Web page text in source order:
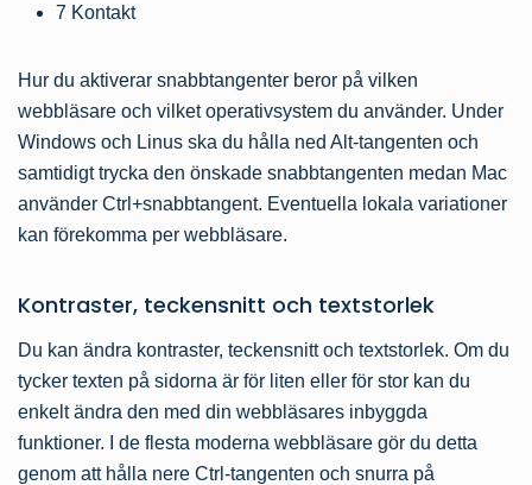
7 Kontakt
Hur du aktiverar snabbtangenter beror på vilken
webbläsare och vilket operativsystem du använder. Under
Windows och Linus ska du hålla ned Alt-tangenten och
samtidigt trycka den önskade snabbtangenten medan Mac
använder Ctrl+snabbtangent. Eventuella lokala variationer
kan förekomma per webbläsare.
Kontraster, teckensnitt och textstorlek
Du kan ändra kontraster, teckensnitt och textstorlek. Om du
tycker texten på sidorna är för liten eller för stor kan du
enkelt ändra den med din webbläsares inbyggda
funktioner. I de flesta moderna webbläsare gör du detta
genom att hålla nere Ctrl-tangenten och snurra på